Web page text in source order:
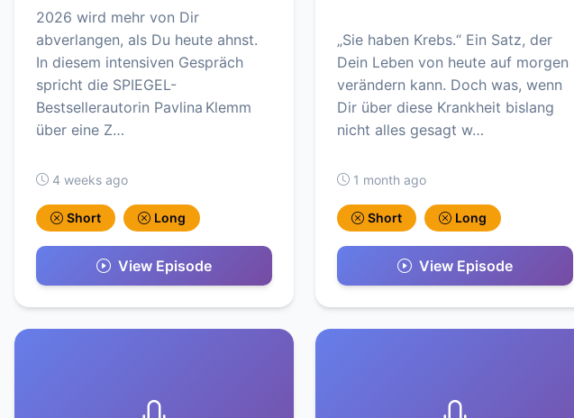
2026 wird mehr von Dir
abverlangen, als Du heute ahnst.
In diesem intensiven Gespräch
spricht die SPIEGEL-
Bestsellerautorin Pavlina Klemm
über eine Z…
4 weeks ago
Short Long
View Episode
„Sie haben Krebs.“ Ein Satz, der
Dein Leben von heute auf morgen
verändern kann. Doch was, wenn
Dir über diese Krankheit bislang
nicht alles gesagt w…
1 month ago
Short Long
View Episode